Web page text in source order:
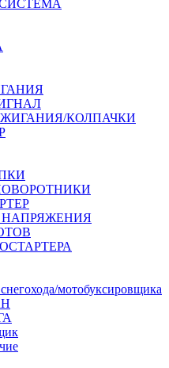
КОЛПАЧКИ
НАПРЯЖЕНИЯ
мотобуксировщика